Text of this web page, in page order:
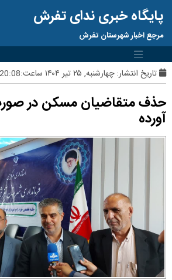
پایگاه خبری ندای تفرش
مرجع اخبار شهرستان تفرش
تاریخ انتشار:چهارشنبه, ۲۵ تیر ۱۴۰۴ ساعت:20:08
حذف متقاضیان مسکن در
آورده